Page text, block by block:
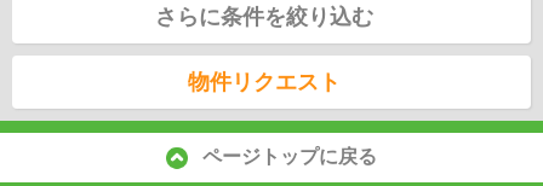
さらに条件を絞り込む
物件リクエスト
ページトップに戻る